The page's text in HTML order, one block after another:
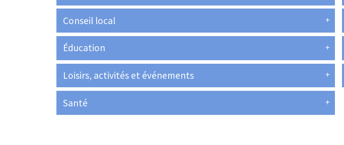
Conseil local
Éducation
Loisirs, activités et événements
Santé